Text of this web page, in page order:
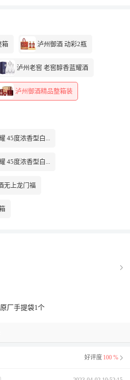
箱 泸州御酒 动彩2瓶
泸州老窖 老窖醇香蓝耀酒
泸州御酒精品整箱装
45度浓香型白...
45度浓香型白...
无上龙门福
厂手提袋1个
好评度 100 %